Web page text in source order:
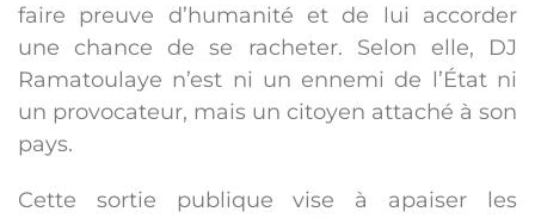
faire preuve d’humanité et de lui accorder
une chance de se racheter. Selon elle, DJ
Ramatoulaye n’est ni un ennemi de l’État ni
un provocateur, mais un citoyen attaché à son
pays.
Cette sortie publique vise à apaiser les